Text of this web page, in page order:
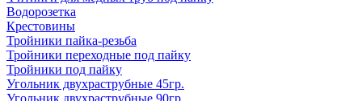
Водорозетка
Крестовины
Тройники пайка-резьба
Тройники переходные под пайку
Тройники под пайку
Угольник двухраструбные 45гр.
Угольник двухраструбные 90гр.